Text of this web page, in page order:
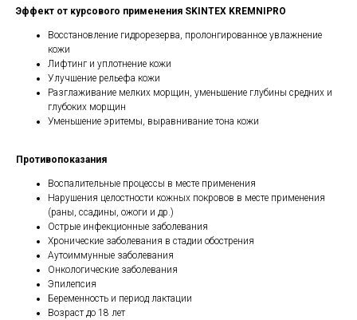
Эффект от курсового применения SKINTEX KREMNIPRO
Восстановление гидрорезерва, пролонгированное увлажнение
кожи
Лифтинг и уплотнение кожи
Улучшение рельефа кожи
Разглаживание мелких морщин, уменьшение глубины средних и
глубоких морщин
Уменьшение эритемы, выравнивание тона кожи
Противопоказания
Воспалительные процессы в месте применения
Нарушения целостности кожных покровов в месте применения
(раны, ссадины, ожоги и др.)
Острые инфекционные заболевания
Хронические заболевания в стадии обострения
Аутоиммунные заболевания
Онкологические заболевания
Эпилепсия
Беременность и период лактации
Возраст до 18 лет